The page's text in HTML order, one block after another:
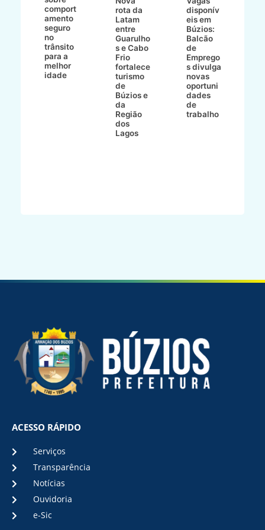
comport
amento
seguro
no
trânsito
para a
melhor
idade
rota da
Latam
entre
Guarulho
s e Cabo
Frio
fortalece
turismo
de
Búzios e
da
Região
dos
Lagos
disponív
eis em
Búzios:
Balcão
de
Emprego
s divulga
novas
oportuni
dades
de
trabalho
ACESSO RÁPIDO
Serviços
Transparência
Notícias
Ouvidoria
e-Sic